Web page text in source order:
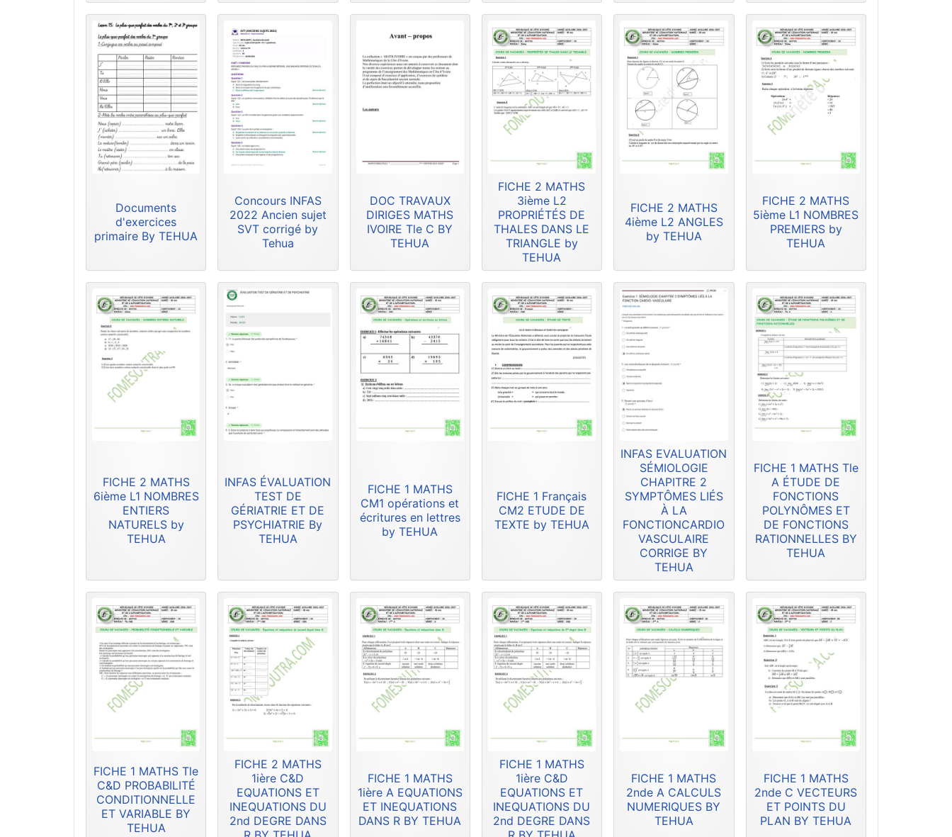
Documents
d'exercices
primaire By TEHUA
Concours INFAS
2022 Ancien sujet
SVT corrigé by
Tehua
DOC TRAVAUX
DIRIGES MATHS
IVOIRE Tle C BY
TEHUA
FICHE 2 MATHS
3ième L2
PROPRIÉTÉS DE
THALES DANS LE
TRIANGLE by
TEHUA
FICHE 2 MATHS
4ième L2 ANGLES
by TEHUA
FICHE 2 MATHS
5ième L1 NOMBRES
PREMIERS by
TEHUA
FICHE 2 MATHS
6ième L1 NOMBRES
ENTIERS
NATURELS by
TEHUA
INFAS ÉVALUATION
TEST DE
GÉRIATRIE ET DE
PSYCHIATRIE By
TEHUA
FICHE 1 MATHS
CM1 opérations et
écritures en lettres
by TEHUA
FICHE 1 Français
CM2 ETUDE DE
TEXTE by TEHUA
INFAS EVALUATION
SÉMIOLOGIE
CHAPITRE 2
SYMPTÔMES LIÉS
À LA
FONCTIONCARDIO
VASCULAIRE
CORRIGE BY
TEHUA
FICHE 1 MATHS Tle
A ÉTUDE DE
FONCTIONS
POLYNÔMES ET
DE FONCTIONS
RATIONNELLES BY
TEHUA
FICHE 1 MATHS Tle
C&D PROBABILITÉ
CONDITIONNELLE
ET VARIABLE BY
TEHUA
FICHE 2 MATHS
1ière C&D
EQUATIONS ET
INEQUATIONS DU
2nd DEGRE DANS
FICHE 1 MATHS
1ière A EQUATIONS
ET INEQUATIONS
DANS R BY TEHUA
FICHE 1 MATHS
1ière C&D
EQUATIONS ET
INEQUATIONS DU
2nd DEGRE DANS
FICHE 1 MATHS
2nde A CALCULS
NUMERIQUES BY
TEHUA
FICHE 1 MATHS
2nde C VECTEURS
ET POINTS DU
PLAN BY TEHUA